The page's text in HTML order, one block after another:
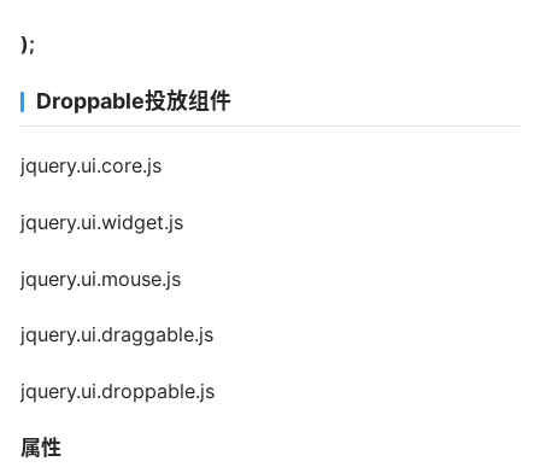
);
Droppable投放组件
jquery.ui.core.js
jquery.ui.widget.js
jquery.ui.mouse.js
jquery.ui.draggable.js
jquery.ui.droppable.js
属性